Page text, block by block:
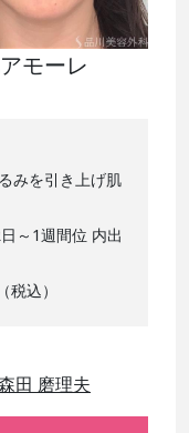
モーレ
みを引き上げ肌
～1週間位 内出
込）
田 磨理夫